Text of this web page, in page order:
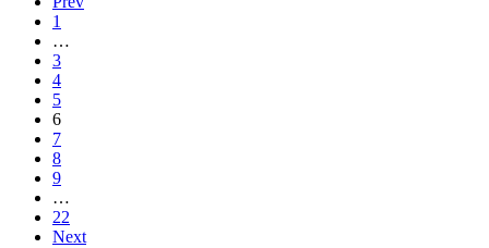
1
…
3
4
5
6
7
8
9
…
22
Next